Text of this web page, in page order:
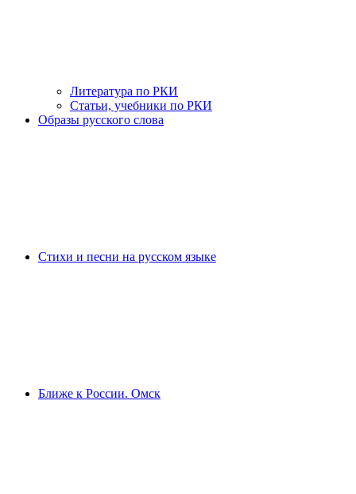
Литература по РКИ
Статьи, учебники по РКИ
Образы русского слова
Стихи и песни на русском языке
Ближе к России. Омск